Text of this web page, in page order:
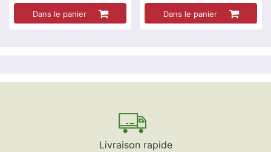
Dans le panier Dans le panier
Livraison rapide